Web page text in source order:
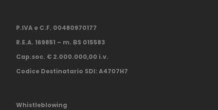
P.IVA e C.F. 00480970177
R.E.A. 169851 – m. BS 015583
Cap.soc. € 2.000.000,00 i.v.
Codice Destinatario SDI: A4707H7
Whistleblowing